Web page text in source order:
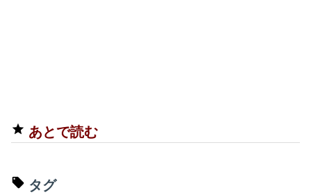
あとで読む
タグ